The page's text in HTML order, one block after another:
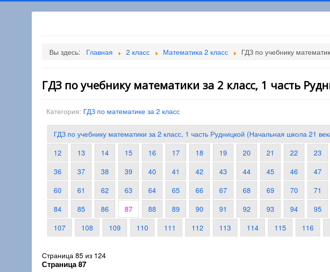
Вы здесь: Главная 2 класс Математика 2 класс ГДЗ по учебнику
ГДЗ по учебнику математики за 2 класс, 1 часть
Категория: ГДЗ по математике за 2 класс
ГДЗ по учебнику математики за 2 класс, 1 часть Рудницкой (Начальная школа 21
12
13 14 15 16 17 18 19 20 21 22 23
36
37 38 39 40 41 42 43 44 45 46 47
60
61 62 63 64 65 66 67 68 69 70 71
84
85 86 87 88 89 90 91 92 93 94 95
107
108 109 110 111 112 113 114 115 116
Страница 85 из 124
Страница 87